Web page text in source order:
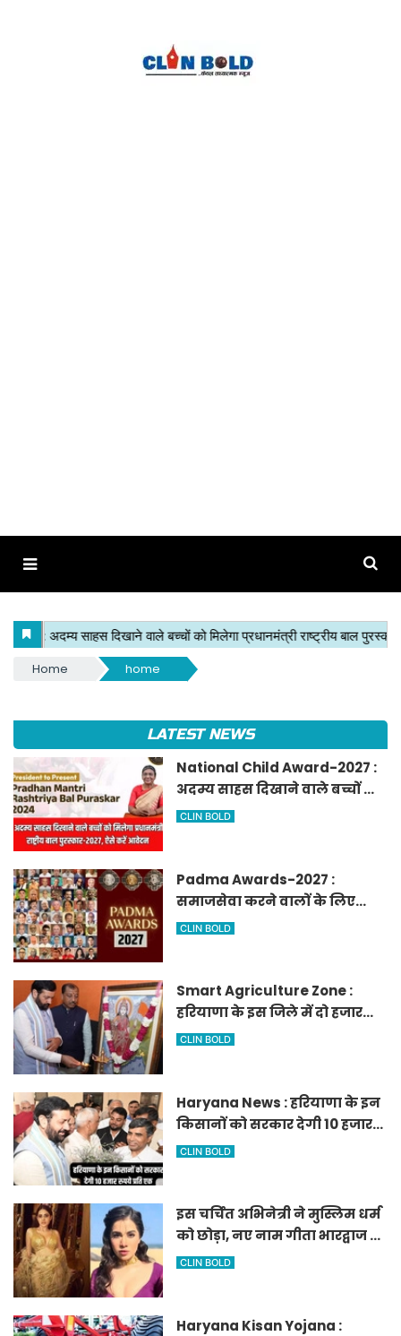
Home home
LATEST NEWS
National Child Award-2027 :
अदम्य साहस दिखाने वाले बच्चों को
मिलेगा प्रधानमंत्री राष्ट्रीय बाल
CLIN BOLD
Padma Awards-2027 :
समाजसेवा करने वालों के लिए
सुनेहरा मौका, गृह मंत्रालय ने
CLIN BOLD
Smart Agriculture Zone :
हरियाणा के इस जिले में दो हजार
एकड़ में बनेगा स्मार्ट एग्रीकल्चर
CLIN BOLD
Haryana News : हरियाणा के इन
किसानों को सरकार देगी 10 हजार
रुपये प्रति एकड़, सीएम सैनी की
CLIN BOLD
इस चर्चित अभिनेत्री ने मुस्लिम धर्म
को छोड़ा, नए नाम गीता भारद्वाज से
हो रही वायरल
CLIN BOLD
Haryana Kisan Yojana :